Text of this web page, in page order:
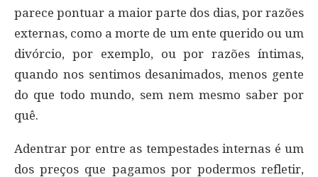
parece pontuar a maior parte dos dias, por razões
externas, como a morte de um ente querido ou um
divórcio, por exemplo, ou por razões íntimas,
quando nos sentimos desanimados, menos gente
do que todo mundo, sem nem mesmo saber por
quê.
Adentrar por entre as tempestades internas é um
dos preços que pagamos por podermos refletir,